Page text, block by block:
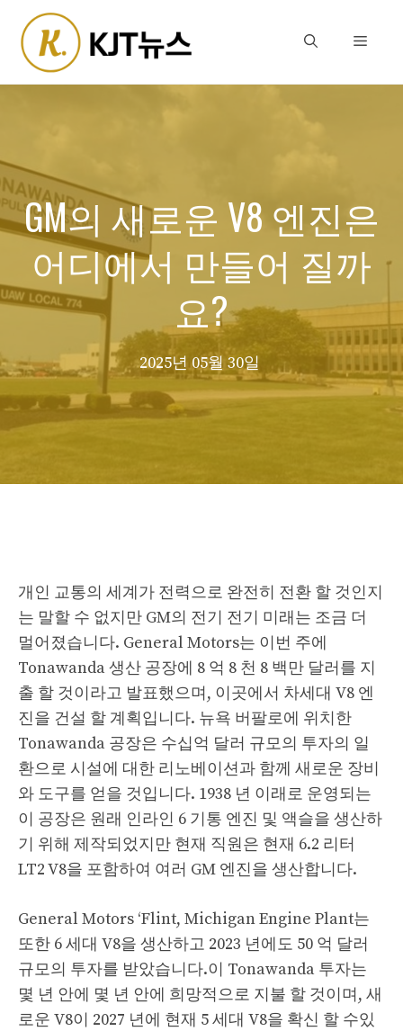
content
Menu
GM의 새로운 V8 엔진은
어디에서 만들어 질까
요?
2025년 05월 30일
개인 교통의 세계가 전력으로 완전히 전환 할 것인지
는 말할 수 없지만 GM의 전기 전기 미래는 조금 더
멀어졌습니다. General Motors는 이번 주에
Tonawanda 생산 공장에 8 억 8 천 8 백만 달러를 지
출 할 것이라고 발표했으며, 이곳에서 차세대 V8 엔
진을 건설 할 계획입니다. 뉴욕 버팔로에 위치한
Tonawanda 공장은 수십억 달러 규모의 투자의 일
환으로 시설에 대한 리노베이션과 함께 새로운 장비
와 도구를 얻을 것입니다. 1938 년 이래로 운영되는
이 공장은 원래 인라인 6 기통 엔진 및 액슬을 생산하
기 위해 제작되었지만 현재 직원은 현재 6.2 리터
LT2 V8을 포함하여 여러 GM 엔진을 생산합니다.
General Motors ‘Flint, Michigan Engine Plant는
또한 6 세대 V8을 생산하고 2023 년에도 50 억 달러
규모의 투자를 받았습니다.이 Tonawanda 투자는
몇 년 안에 몇 년 안에 희망적으로 지불 할 것이며, 새
로운 V8이 2027 년에 현재 5 세대 V8을 확신 할 수있